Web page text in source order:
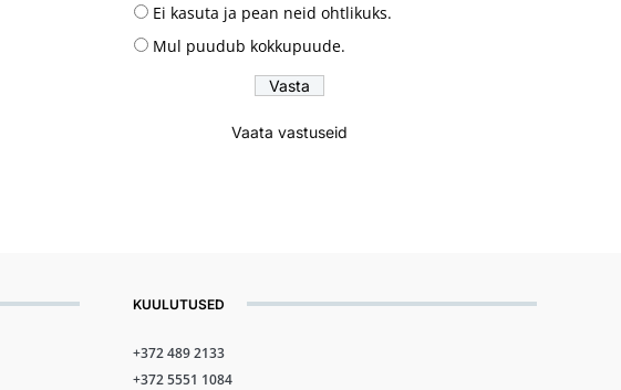
Ei kasuta ja pean neid ohtlikuks.
Mul puudub kokkupuude.
Vaata vastuseid
KUULUTUSED
+372 489 2133
+372 5551 1084